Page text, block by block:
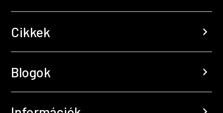
Cikkek chevron_right
Blogok chevron_right